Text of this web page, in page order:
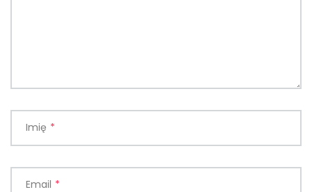
Imię *
Email *